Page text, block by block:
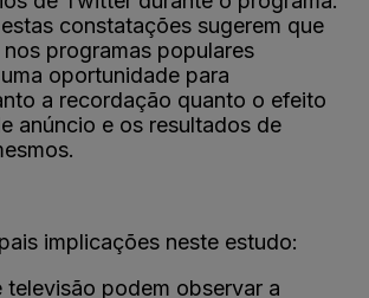
constatações sugerem que
programas populares
oportunidade para
a recordação quanto o efeito
anúncio e os resultados de
implicações neste estudo:
televisão podem observar a